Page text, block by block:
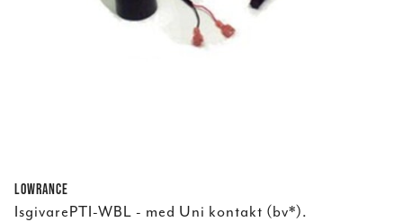
Lowrance
IsgivarePTI-WBL - med Uni kontakt (bv*).